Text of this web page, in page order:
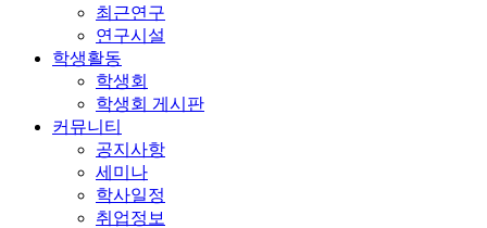
최근연구
연구시설
학생활동
학생회
학생회 게시판
커뮤니티
공지사항
세미나
학사일정
취업정보